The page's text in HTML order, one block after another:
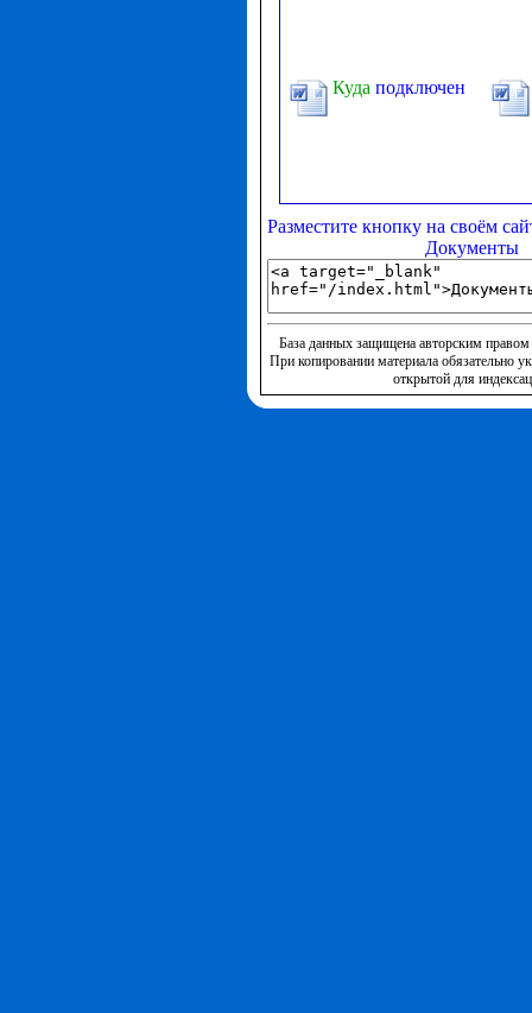
Куда подключен
Разместите кнопку на своём
Документы
База данных защищена авторским
При копировании материала обязательно
открытой для